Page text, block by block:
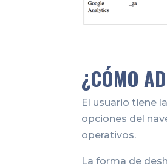
¿CÓMO
El usuario tiene
opciones del
operativos.
La forma de